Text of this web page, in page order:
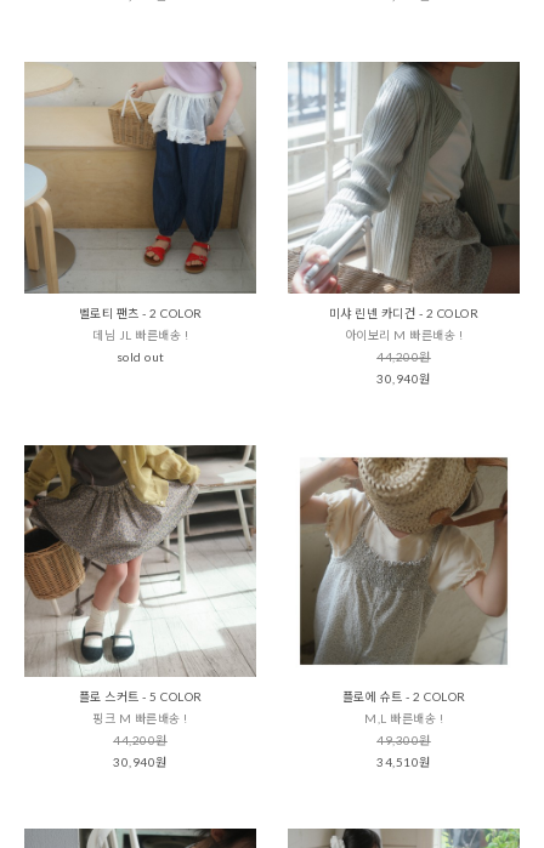
벨로티 팬츠 - 2 COLOR
데님 JL 빠른배송 !
sold out
미샤 린넨 카디건 - 2 COLOR
아이보리 M 빠른배송 !
44,200원
30,940원
플로 스커트 - 5 COLOR
핑크 M 빠른배송 !
44,200원
30,940원
플로에 슈트 - 2 COLOR
M,L 빠른배송 !
49,300원
34,510원